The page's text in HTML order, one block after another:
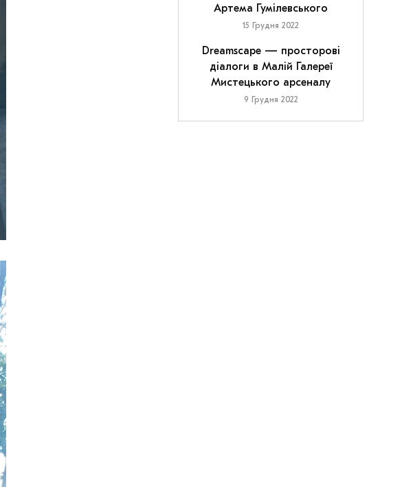
Артема Гумілевського
15 Грудня 2022
Dreamscape — просторові
діалоги в Малій Галереї
Мистецького арсеналу
9 Грудня 2022